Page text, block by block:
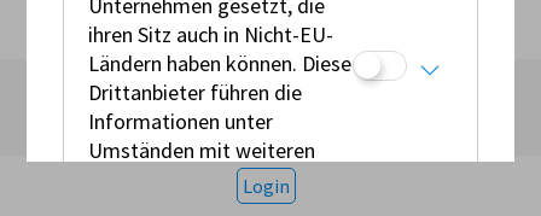
Login
ihren Sitz auch in Nicht-EU-
Ländern haben können. Diese
Drittanbieter führen die
Informationen unter
Umständen mit weiteren
Daten zusammen.